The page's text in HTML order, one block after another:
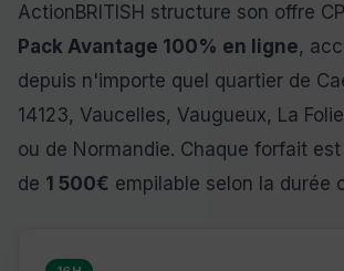
ActionBRITISH structure son offre
Pack Avantage 100% en ligne,
depuis n'importe quel quartier de
14123, Vaucelles, Vaugueux, La
ou de Normandie. Chaque forfait est
de 1 500€ empilable selon la durée